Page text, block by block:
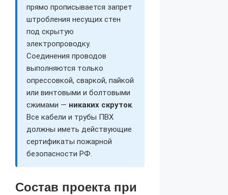
прямо прописывается запрет
штробления несущих стен
под скрытую
электропроводку.
Соединения проводов
выполняются только
опрессовкой, сваркой, пайкой
или винтовыми и болтовыми
сжимами — никаких скруток.
Все кабели и трубы ПВХ
должны иметь действующие
сертификаты пожарной
безопасности РФ.
Состав проекта при